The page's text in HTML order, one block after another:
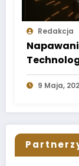
Redakcja
9 Maja,